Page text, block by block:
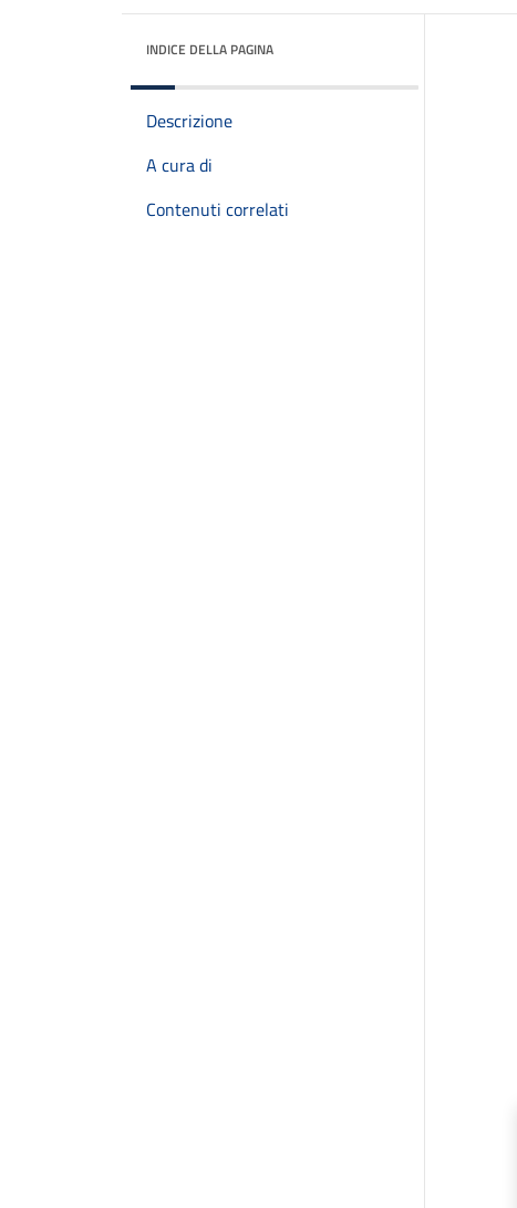
INDICE DELLA PAGINA
Descrizione
A cura di
Contenuti correlati